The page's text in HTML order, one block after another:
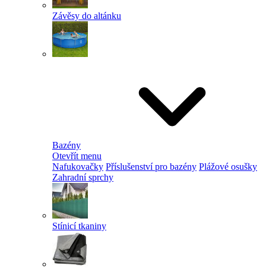
Závěsy do altánku
Bazény
Otevřít menu
Nafukovačky Příslušenství pro bazény Plážové osušky
Zahradní sprchy
Stínicí tkaniny